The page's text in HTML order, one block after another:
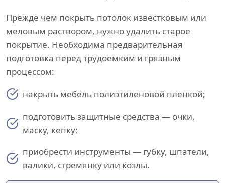
Прежде чем покрыть потолок известковым или
меловым раствором, нужно удалить старое
покрытие. Необходима предварительная
подготовка перед трудоемким и грязным
процессом:
накрыть мебель полиэтиленовой пленкой;
подготовить защитные средства — очки,
маску, кепку;
приобрести инструменты — губку, шпатели,
валики, стремянку или козлы.